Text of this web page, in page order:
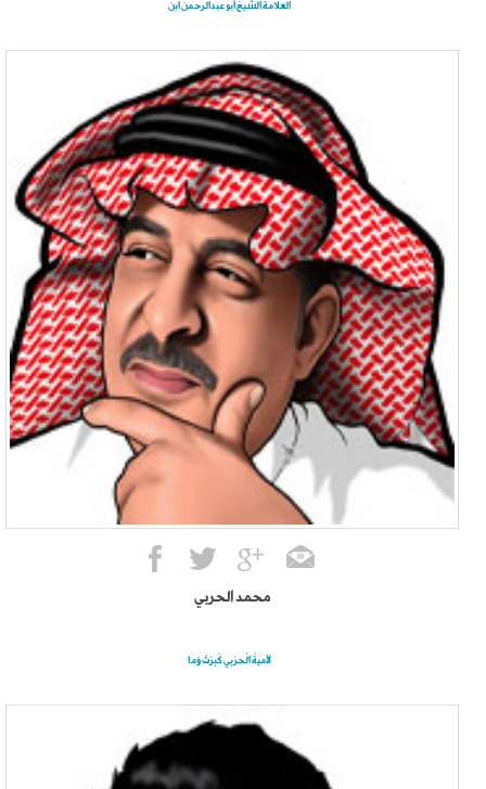
العلامة الشيخ أبو عبدالرحمن ابن
محمد الحربي
لَاميةُ الْحرْبِي كَبِرْتُ وَما